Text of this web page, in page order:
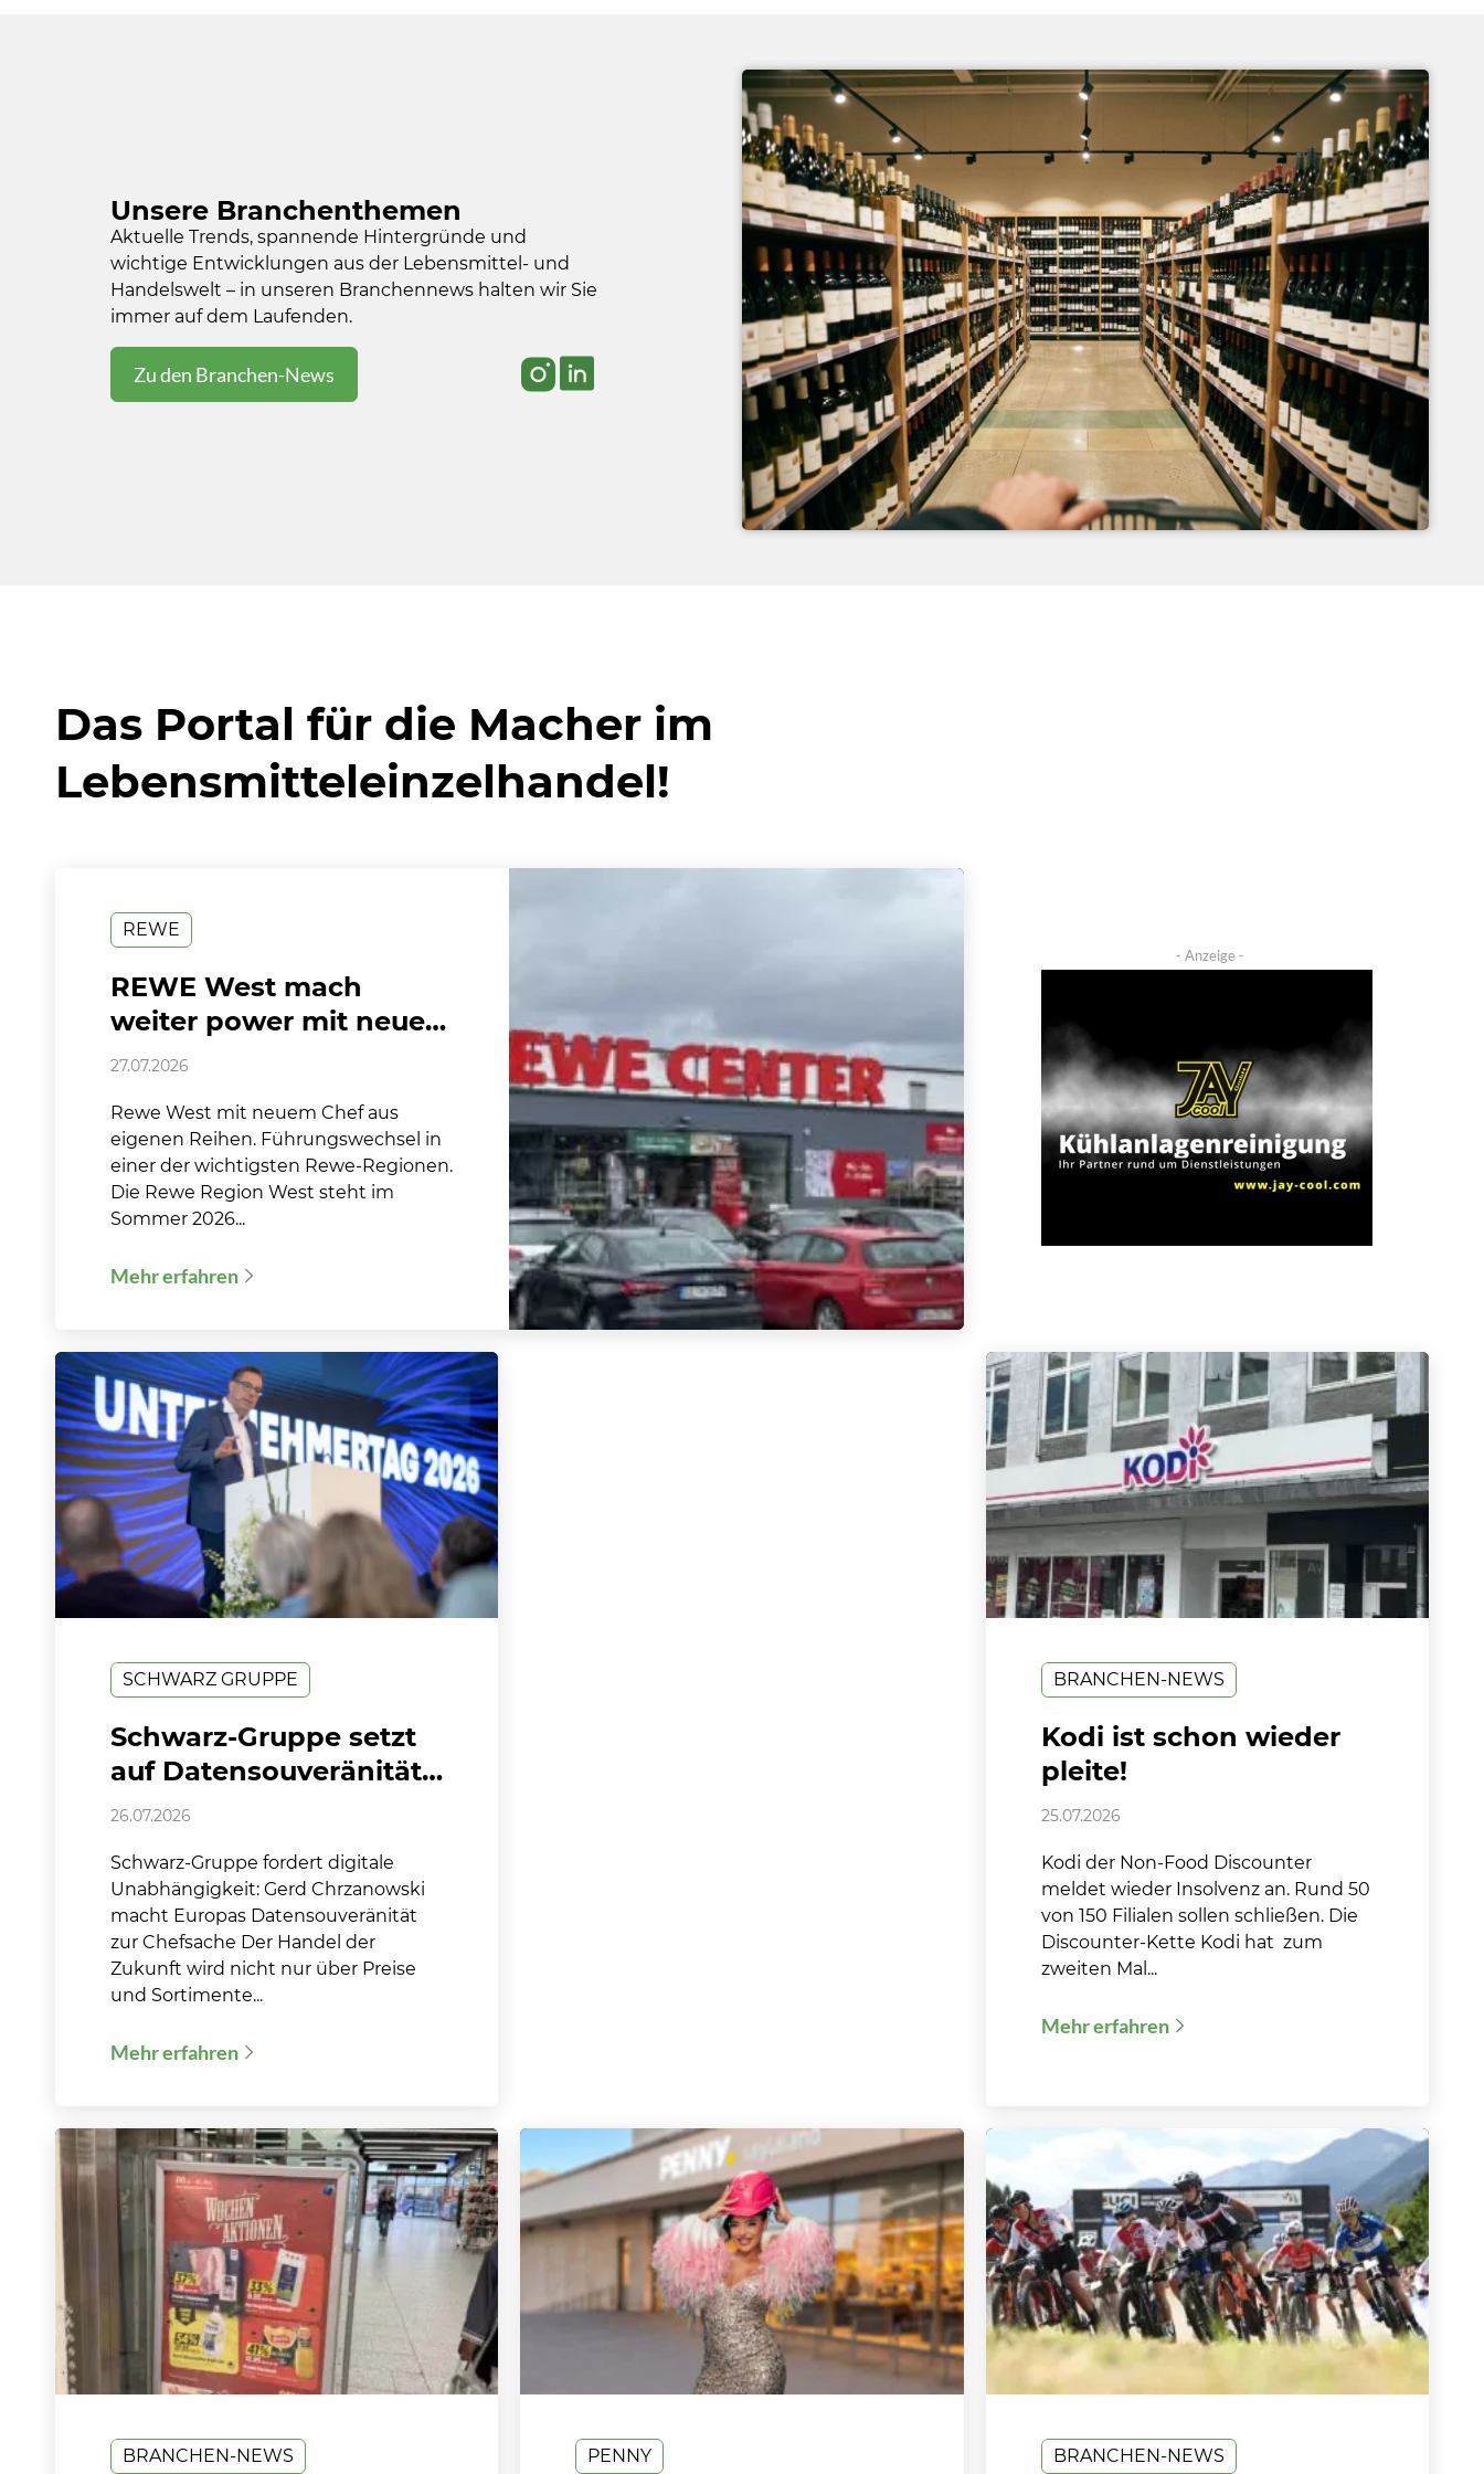
Unsere Branchenthemen
Aktuelle Trends, spannende Hintergründe und
wichtige Entwicklungen aus der Lebensmittel- und
Handelswelt – in unseren Branchennews halten wir Sie
immer auf dem Laufenden.
Zu den Branchen-News
Das Portal für die Macher im
Lebensmitteleinzelhandel!
REWE
REWE West mach
weiter power mit neuem
Chef
27.07.2026
Rewe West mit neuem Chef aus
eigenen Reihen. Führungswechsel in
einer der wichtigsten Rewe-Regionen.
Die Rewe Region West steht im
Sommer 2026...
Mehr erfahren
SCHWARZ GRUPPE
Schwarz-Gruppe setzt
auf Datensouveränität:
Gerd Chrzanowski
Unabhängigkeit für
Europa
26.07.2026
Schwarz-Gruppe fordert digitale
Unabhängigkeit: Gerd Chrzanowski
macht Europas Datensouveränität
zur Chefsache Der Handel der
Zukunft wird nicht nur über Preise
und Sortimente...
Mehr erfahren
BRANCHEN-NEWS
Kodi ist schon wieder
pleite!
25.07.2026
Kodi der Non-Food Discounter
meldet wieder Insolvenz an. Rund 50
von 150 Filialen sollen schließen. Die
Discounter-Kette Kodi hat zum
zweiten Mal...
Mehr erfahren
BRANCHEN-NEWS PENNY BRANCHEN-NEWS